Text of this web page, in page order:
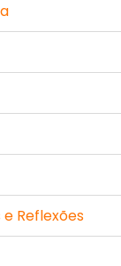
Reflexões